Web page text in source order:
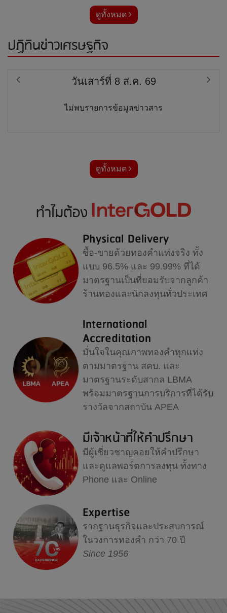
ดูทั้งหมด
ปฏิทินข่าวเศรษฐกิจ
วันเสาร์ที่ 8 ส.ค. 69
ไม่พบรายการข้อมูลข่าวสาร
ดูทั้งหมด
ทำไมต้อง
Physical Delivery
ซื้อ-ขายด้วยทองคำแท่งจริง ทั้ง
แบบ 96.5% และ 99.99% ที่ได้
มาตรฐานเป็นที่ยอมรับจากลูกค้า
ร้านทองและนักลงทุนทั่วประเทศ
International
Accreditation
มั่นใจในคุณภาพทองคำทุกแท่ง
ตามมาตรฐาน สคบ. และ
มาตรฐานระดับสากล LBMA
พร้อมมาตรฐานการบริการที่ได้รับ
รางวัลจากสถาบัน APEA
มีเจ้าหน้าที่ให้คำปรึกษา
มีผู้เชี่ยวชาญคอยให้คำปรึกษา
และดูแลพอร์ตการลงทุน ทั้งทาง
Phone และ Online
Expertise
รากฐานธุรกิจและประสบการณ์
ในวงการทองคำ กว่า 70 ปี
Since 1956